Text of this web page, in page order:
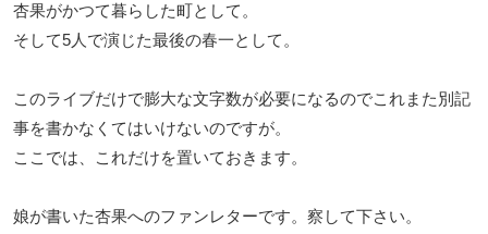
杏果がかつて暮らした町として。
そして5人で演じた最後の春一として。
このライブだけで膨大な文字数が必要になるのでこれまた別記
事を書かなくてはいけないのですが。
ここでは、これだけを置いておきます。
娘が書いた杏果へのファンレターです。察して下さい。